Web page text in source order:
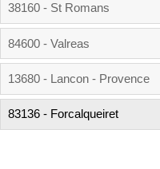
38160 - St Romans
84600 - Valreas
13680 - Lancon - Provence
83136 - Forcalqueiret